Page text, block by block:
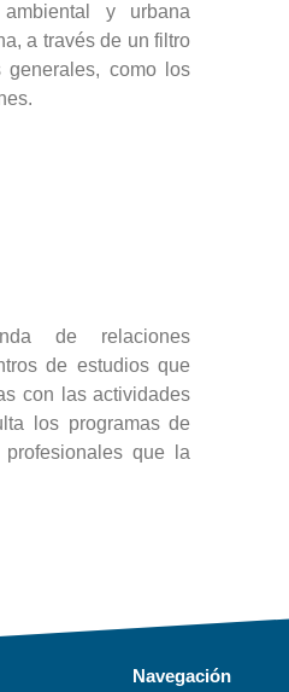
y urbana
a través de un filtro
como los
de relaciones
de estudios que
con las actividades
los programas de
que la
Navegación